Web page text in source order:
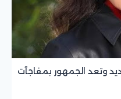
وتعد الجمهور بمفاجآت